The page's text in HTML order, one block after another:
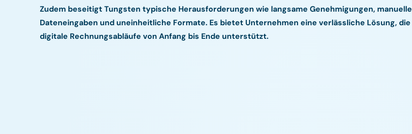
Zudem beseitigt Tungsten typische Herausforderungen wie langsame Genehmigungen, manuelle
Dateneingaben und uneinheitliche Formate. Es bietet Unternehmen eine verlässliche Lösung, die
digitale Rechnungsabläufe von Anfang bis Ende unterstützt.